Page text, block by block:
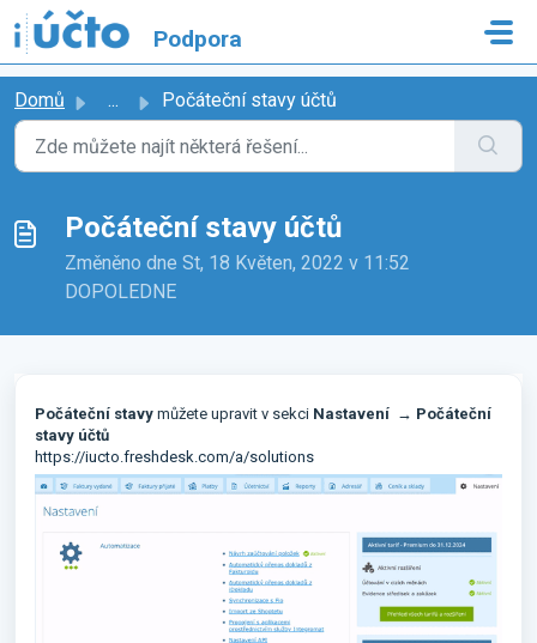
Přeskočit na hlavní obsah
Podpora
Domů ... Počáteční stavy účtů
Počáteční stavy účtů
Změněno dne St, 18 Květen, 2022 v 11:52
DOPOLEDNE
Počáteční stavy můžete upravit v sekci Nastavení → Počáteční
stavy účtů
https://iucto.freshdesk.com/a/solutions